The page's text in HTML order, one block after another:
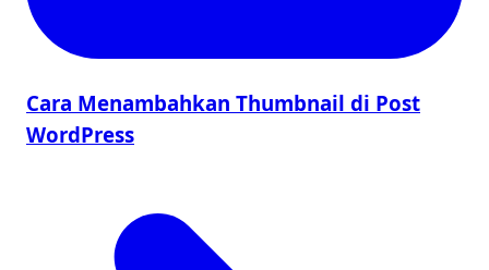
Cara Menambahkan Thumbnail di Post
WordPress